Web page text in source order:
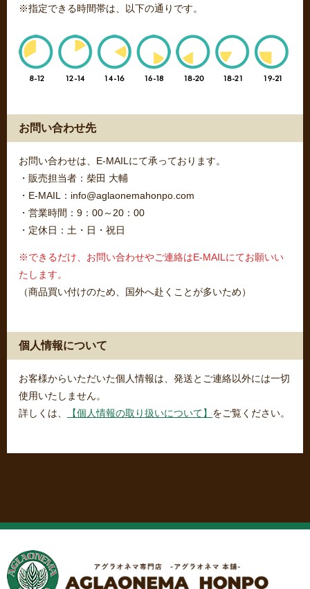
※指定できる時間帯は、以下の通りです。
お問い合わせ先
お問い合わせは、E-MAILにて承っております。
・販売担当者：柴田 大輔
・E-MAIL：info@aglaonemahonpo.com
・営業時間：9：00～20：00
・定休日：土・日・祝日
※できるだけ、お問い合わせやご連絡はE-MAILにてお願いい
たします。
（商品買い付けのため、国外へ赴くことが多いため）
個人情報について
お客様からいただいた個人情報は、発送とご連絡以外には一切
使用いたしません。
詳しくは、
【個人情報の取り扱いについて】 をご覧ください。